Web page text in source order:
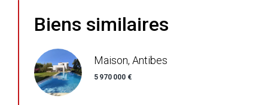
Biens similaires
Maison, Antibes
5 970 000 €